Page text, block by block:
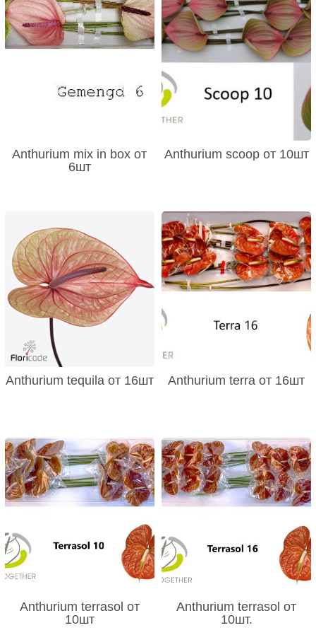
Anthurium mix in box от
6шт
Anthurium scoop от 10шт
Anthurium tequila от 16шт Anthurium terra от 16шт
Anthurium terrasol от
10шт
Anthurium terrasol от
10шт.